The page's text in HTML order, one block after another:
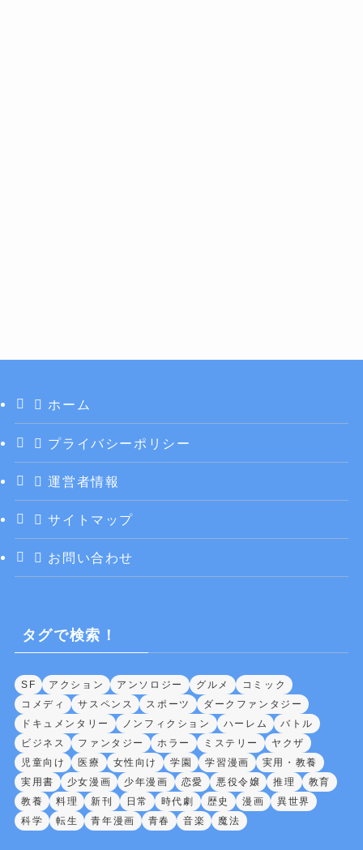
ホーム
プライバシーポリシー
運営者情報
サイトマップ
お問い合わせ
タグで検索！
SF アクション アンソロジー グルメ
コミック
コメディ
サスペンス スポーツ
ダークファンタジー
ドキュメンタリー
ノンフィクション ハーレム
バトル
ビジネス
ファンタジー ホラー ミステリー
ヤクザ
児童向け
医療 女性向け 学園 学習漫画
実用・教養
実用書
少女漫画 少年漫画 恋愛 悪役令嬢 推理
教育
教養
料理 新刊 日常 時代劇 歴史 漫画
異世界
科学
転生 青年漫画 青春 音楽 魔法